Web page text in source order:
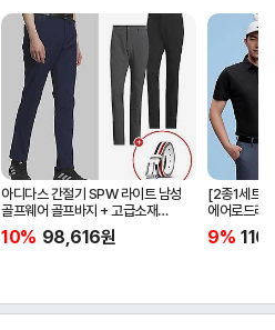
아디다스 간절기 SPW 라이트 남성
골프웨어 골프바지 + 고급소재
삼선패턴 골프벨트 세트
10% 98,616원
[2종1세트]
에어로드라
남자 골프
JG1313
9%